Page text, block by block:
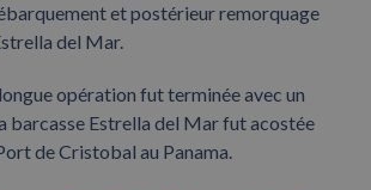
et postérieur remorquage
del Mar.
opération fut terminée avec un
barcasse Estrella del Mar fut acostée
de Cristobal au Panama.